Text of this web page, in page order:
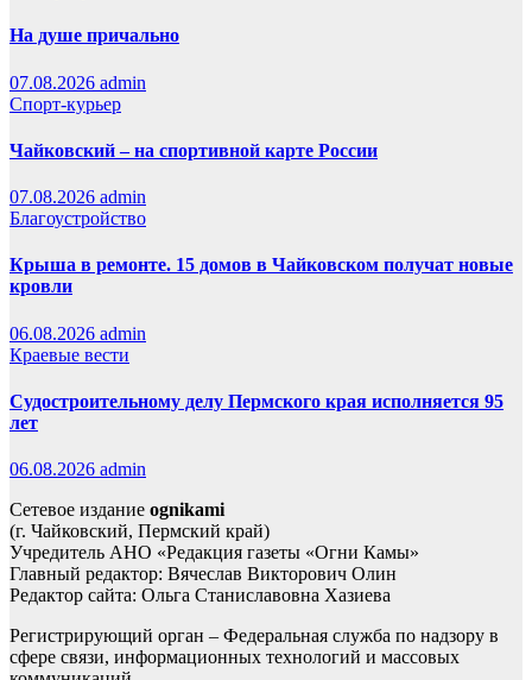
На душе причально
07.08.2026 admin
Спорт-курьер
Чайковский – на спортивной карте России
07.08.2026 admin
Благоустройство
Крыша в ремонте. 15 домов в Чайковском получат новые
кровли
06.08.2026 admin
Краевые вести
Судостроительному делу Пермского края исполняется 95
лет
06.08.2026 admin
Сетевое издание ognikami
(г. Чайковский, Пермский край)
Учредитель АНО «Редакция газеты «Огни Камы»
Главный редактор: Вячеслав Викторович Олин
Редактор сайта: Ольга Станиславовна Хазиева
Регистрирующий орган – Федеральная служба по надзору в
сфере связи, информационных технологий и массовых